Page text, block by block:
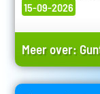
15-09-2026
Meer over: